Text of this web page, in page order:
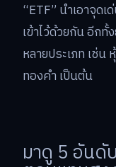
“ETF” นำเอาจุด
เข้าไว้ด้วยกัน อีก
หลายประเภท เช่น
ทองคำ เป็นต้น
มาดู 5 อันดั